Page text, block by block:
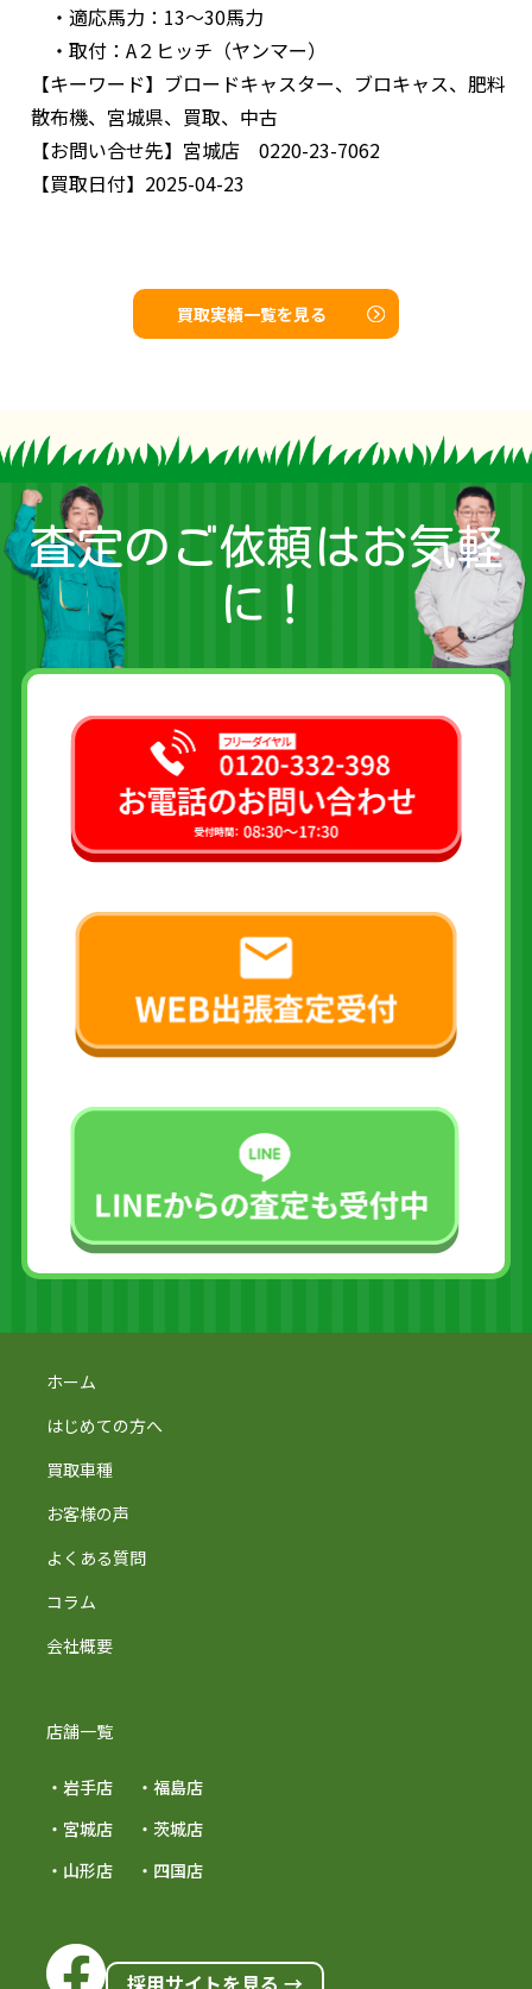
・適応馬力：13～30馬力
・取付：A２ヒッチ（ヤンマー）
【キーワード】 ブロードキャスター、ブロキャス、肥料
散布機、宮城県、買取、中古
【お問い合せ先】 宮城店 0220-23-7062
【買取日付】 2025-04-23
買取実績一覧を見る
査定のご依頼はお気軽
に！
ホーム
はじめての方へ
買取車種
お客様の声
よくある質問
コラム
会社概要
店舗一覧
・岩手店
・宮城店
・山形店
・福島店
・茨城店
・四国店